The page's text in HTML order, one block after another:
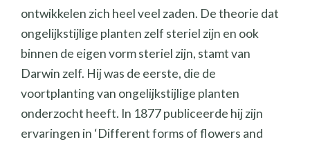
ontwikkelen zich heel veel zaden. De theorie dat
ongelijkstijlige planten zelf steriel zijn en ook
binnen de eigen vorm steriel zijn, stamt van
Darwin zelf. Hij was de eerste, die de
voortplanting van ongelijkstijlige planten
onderzocht heeft. In 1877 publiceerde hij zijn
ervaringen in ‘Different forms of flowers and